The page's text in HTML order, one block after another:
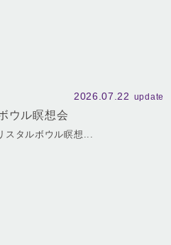
2026.07.22 update
ウル瞑想会
タルボウル瞑想...